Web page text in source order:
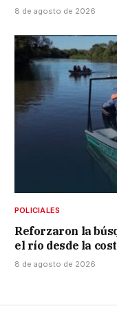
8 de agosto de 2026
POLICIALES
Reforzaron la
el río desde la
8 de agosto de 2026